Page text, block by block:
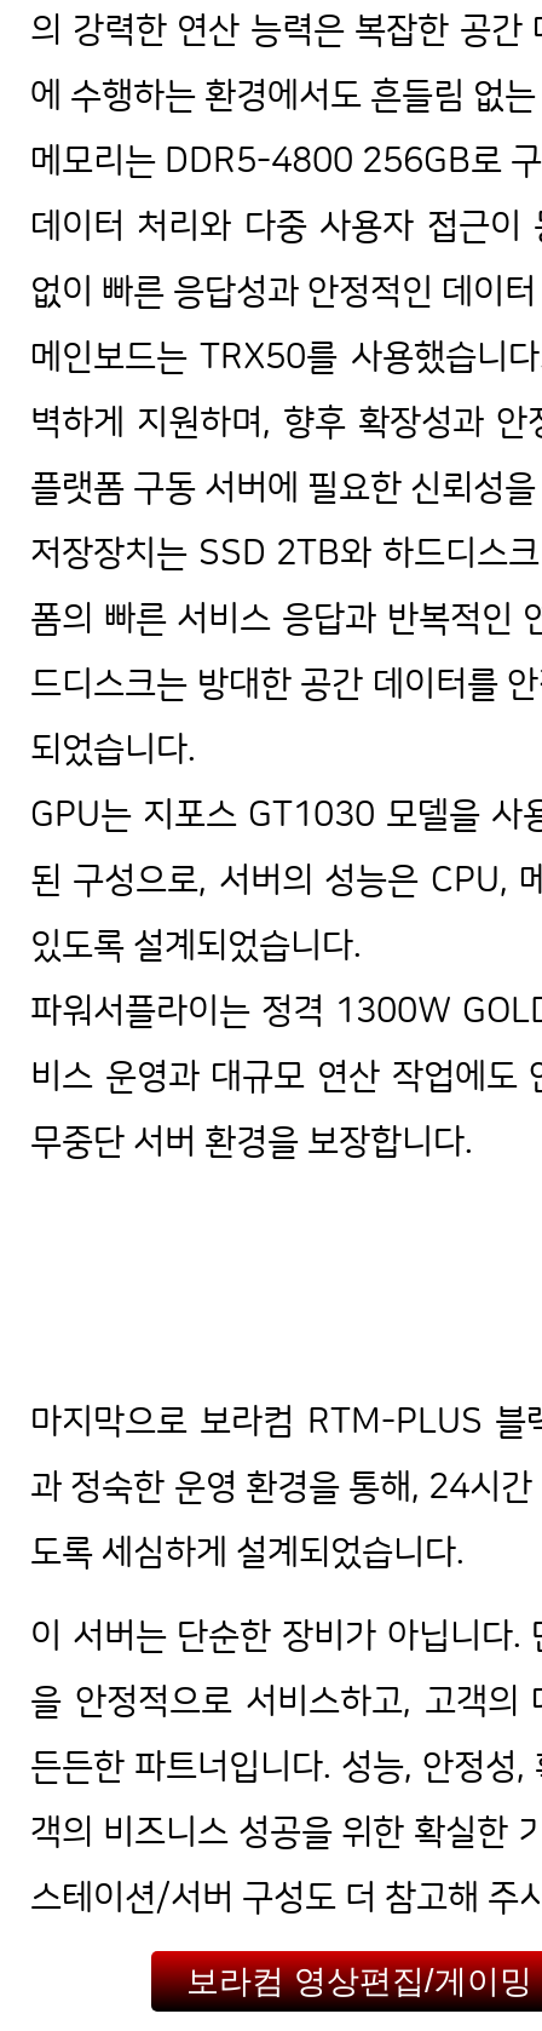
의 강력한 연산 능력은 복잡한 공간
에 수행하는 환경에서도 흔들림 없
메모리는 DDR5-4800 256GB로
데이터 처리와 다중 사용자 접근이
없이 빠른 응답성과 안정적인 데이
메인보드는 TRX50를 사용했습니
벽하게 지원하며, 향후 확장성과
플랫폼 구동 서버에 필요한 신뢰성
저장장치는 SSD 2TB와 하드디스
폼의 빠른 서비스 응답과 반복적인
드디스크는 방대한 공간 데이터를
되었습니다.
GPU는 지포스 GT1030 모델을 사
된 구성으로, 서버의 성능은 CPU,
있도록 설계되었습니다.
파워서플라이는 정격 1300W
비스 운영과 대규모 연산 작업에도
무중단 서버 환경을 보장합니다.
마지막으로 보라컴 RTM-PLUS 블
과 정숙한 운영 환경을 통해, 24시
도록 세심하게 설계되었습니다.
이 서버는 단순한 장비가 아닙니다
을 안정적으로 서비스하고, 고객의
든든한 파트너입니다. 성능, 안정성
객의 비즈니스 성공을 위한 확실한
스테이션/서버 구성도 더 참고해 주
보라컴 영상편집/게이